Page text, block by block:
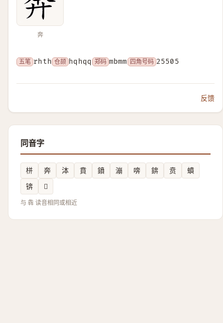
奔
五笔 rhth 仓颉 hqhqq 郑码 mbmm 四角号码 25505
反馈
同音字
栟 奔 泍 賁 鐼 漰 喯 錛 贲
蟦
锛
𡗲
与 犇 读音相同或相近